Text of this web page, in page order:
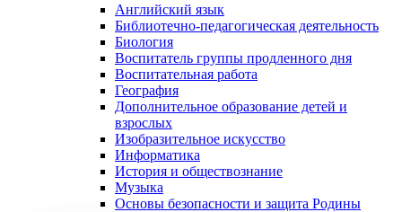
Английский язык
Библиотечно-педагогическая деятельность
Биология
Воспитатель группы продленного дня
Воспитательная работа
География
Дополнительное образование детей и
взрослых
Изобразительное искусство
Информатика
История и обществознание
Музыка
Основы безопасности и защита Родины